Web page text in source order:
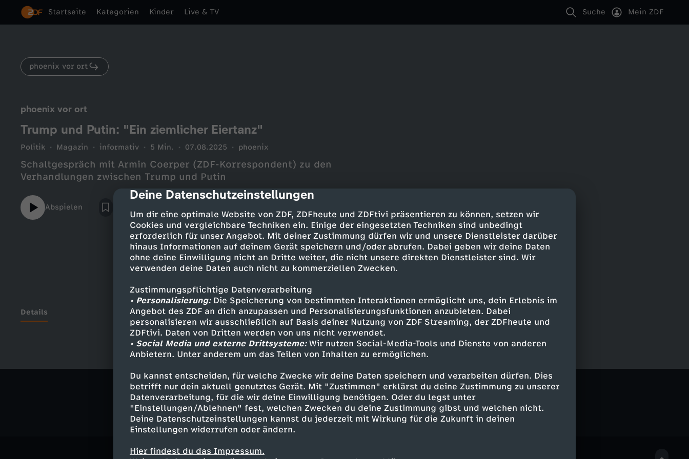
cmp-dialog-description
Deine Datenschutzeinstellungen
Um dir eine optimale Website von ZDF, ZDFheute und ZDFtivi präsentieren zu können, setzen wir
Cookies und vergleichbare Techniken ein. Einige der eingesetzten Techniken sind unbedingt
erforderlich für unser Angebot. Mit deiner Zustimmung dürfen wir und unsere Dienstleister darüber
hinaus Informationen auf deinem Gerät speichern und/oder abrufen. Dabei geben wir deine Daten
ohne deine Einwilligung nicht an Dritte weiter, die nicht unsere direkten Dienstleister sind. Wir
verwenden deine Daten auch nicht zu kommerziellen Zwecken.
Zustimmungspflichtige Datenverarbeitung
• Personalisierung:Die Speicherung von bestimmten Interaktionen ermöglicht uns, dein Erlebnis im
Angebot des ZDF an dich anzupassen und Personalisierungsfunktionen anzubieten. Dabei
personalisieren wir ausschließlich auf Basis deiner Nutzung von ZDF Streaming, der ZDFheute und
ZDFtivi. Daten von Dritten werden von uns nicht verwendet.
• Social Media und externe Drittsysteme:Wir nutzen Social-Media-Tools und Dienste von anderen
Anbietern. Unter anderem um das Teilen von Inhalten zu ermöglichen.
Du kannst entscheiden, für welche Zwecke wir deine Daten speichern und verarbeiten dürfen. Dies
betrifft nur dein aktuell genutztes Gerät. Mit "Zustimmen" erklärst du deine Zustimmung zu unserer
Datenverarbeitung, für die wir deine Einwilligung benötigen. Oder du legst unter
"Einstellungen/Ablehnen" fest, welchen Zwecken du deine Zustimmung gibst und welchen nicht.
Deine Datenschutzeinstellungen kannst du jederzeit mit Wirkung für die Zukunft in deinen
Einstellungen widerrufen oder ändern.
Hier findest du das Impressum.
Startseite Kategorien Kinder Live & TV Suche Mein ZDF
phoenix vor ort
phoenix vor ort
Trump und Putin: "Ein ziemlicher Eiertanz"
Politik Magazin informativ 5 Min. 07.08.2025 phoenix
Schaltgespräch mit Armin Coerper (ZDF-Korrespondent) zu den
Verhandlungen zwischen Trump und Putin
Abspielen
Details
Ähnliche Inhalte entdecken
Politik Magazin informativ phoenix vor ort